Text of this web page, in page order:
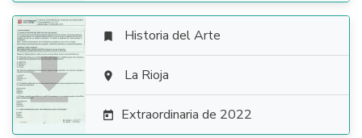

 Historia del Arte
 La Rioja
 Extraordinaria de 2022